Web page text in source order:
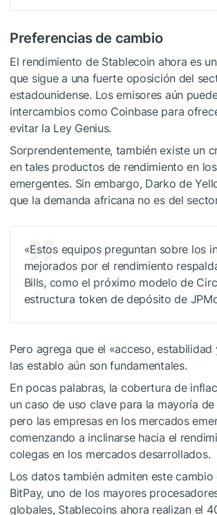
Preferencias de cambio
El rendimiento de Stablecoin ahora es
que sigue a una fuerte oposición del
estadounidense. Los emisores aún
intercambios como Coinbase para
evitar la Ley Genius.
Sorprendentemente, también existe un
en tales productos de rendimiento en
emergentes. Sin embargo, Darko de
que la demanda africana no es del
«Estos equipos preguntan sobre los
mejorados por el rendimiento
Bills, como el próximo modelo de
estructura token de depósito de
Pero agrega que el «acceso,
las establo aún son fundamentales.
En pocas palabras, la cobertura de
un caso de uso clave para la mayoría de
pero las empresas en los mercados
comenzando a inclinarse hacia el
colegas en los mercados desarrollados.
Los datos también admiten este cambio
BitPay, uno de los mayores
globales, Stablecoins ahora realizan el